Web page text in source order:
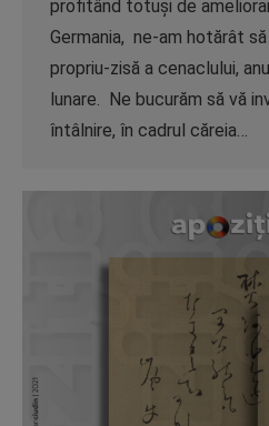
profitând totuși de
Germania, ne-am hotărât
propriu-zisă a cenaclului,
lunare. Ne bucurăm să vă
întâlnire, în cadrul căreia…